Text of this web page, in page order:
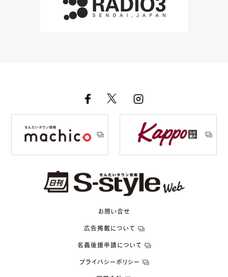
お問い合せ
広告掲載について
名義後援申請について
プライバシーポリシー